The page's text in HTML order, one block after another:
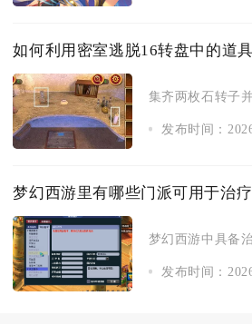
如何利用密室逃脱16转盘中的道
集齐两枚石转子
发布时间：
梦幻西游里有哪些门派可用于治
梦幻西游中具备
发布时间：